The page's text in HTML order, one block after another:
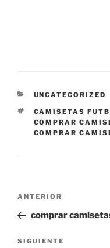
CATEGORÍAS
UNCATEGORIZED
ETIQUETAS
CAMISETAS
COMPRAR
COMPRAR
Navegación
entradas
Entrada
anterior:
ANTERIOR
comprar
Siguiente
SIGUIENTE